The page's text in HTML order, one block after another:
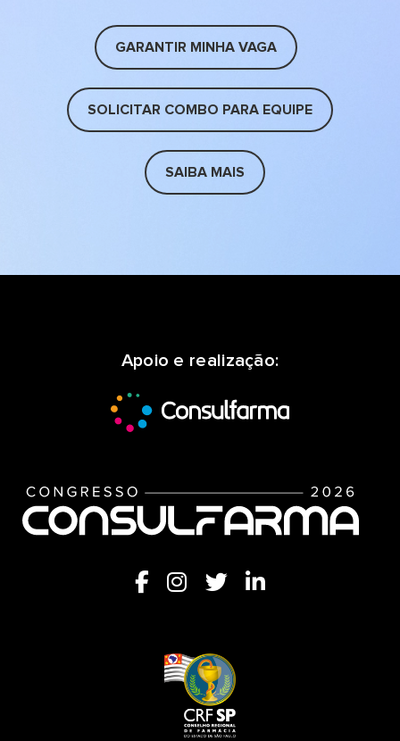
GARANTIR MINHA VAGA
SOLICITAR COMBO PARA EQUIPE
SAIBA MAIS
Apoio e realização: